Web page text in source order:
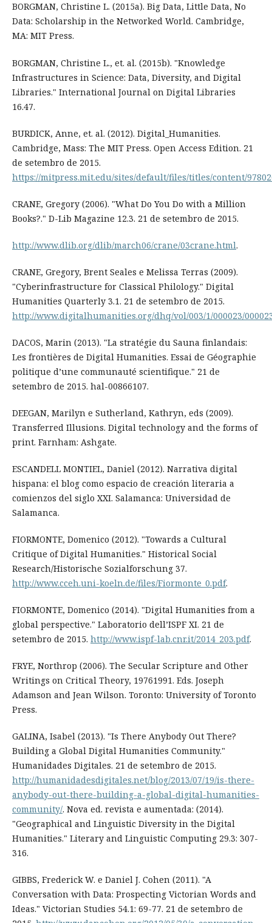
BORGMAN, Christine L. (2015a). Big Data, Little Data, No
Data: Scholarship in the Networked World. Cambridge,
MA: MIT Press.
BORGMAN, Christine L., et. al. (2015b). "Knowledge
Infrastructures in Science: Data, Diversity, and Digital
Libraries." International Journal on Digital Libraries
16.47.
BURDICK, Anne, et. al. (2012). Digital_Humanities.
Cambridge, Mass: The MIT Press. Open Access Edition. 21
de setembro de 2015.
https://mitpress.mit.edu/sites/default/files/titles/content/
CRANE, Gregory (2006). "What Do You Do with a Million
Books?." D-Lib Magazine 12.3. 21 de setembro de 2015.
http://www.dlib.org/dlib/march06/crane/03crane.html.
CRANE, Gregory, Brent Seales e Melissa Terras (2009).
"Cyberinfrastructure for Classical Philology." Digital
Humanities Quarterly 3.1. 21 de setembro de 2015.
http://www.digitalhumanities.org/dhq/vol/003/1/000023/
DACOS, Marin (2013). "La stratégie du Sauna finlandais:
Les frontières de Digital Humanities. Essai de Géographie
politique d’une communauté scientifique." 21 de
setembro de 2015. hal-00866107.
DEEGAN, Marilyn e Sutherland, Kathryn, eds (2009).
Transferred Illusions. Digital technology and the forms of
print. Farnham: Ashgate.
ESCANDELL MONTIEL, Daniel (2012). Narrativa digital
hispana: el blog como espacio de creación literaria a
comienzos del siglo XXI. Salamanca: Universidad de
Salamanca.
FIORMONTE, Domenico (2012). "Towards a Cultural
Critique of Digital Humanities." Historical Social
Research/Historische Sozialforschung 37.
http://www.cceh.uni-koeln.de/files/Fiormonte_0.pdf.
FIORMONTE, Domenico (2014). "Digital Humanities from a
global perspective." Laboratorio dell’ISPF XI. 21 de
setembro de 2015. http://www.ispf-lab.cnr.it/2014_203.pdf.
FRYE, Northrop (2006). The Secular Scripture and Other
Writings on Critical Theory, 1976­1991. Eds. Joseph
Adamson and Jean Wilson. Toronto: University of Toronto
Press.
GALINA, Isabel (2013). "Is There Anybody Out There?
Building a Global Digital Humanities Community."
Humanidades Digitales. 21 de setembro de 2015.
http://humanidadesdigitales.net/blog/2013/07/19/is-there-
anybody-out-there-building-a-global-digital-humanities-
community/. Nova ed. revista e aumentada: (2014).
"Geographical and Linguistic Diversity in the Digital
Humanities." Literary and Linguistic Computing 29.3: 307-
316.
GIBBS, Frederick W. e Daniel J. Cohen (2011). "A
Conversation with Data: Prospecting Victorian Words and
Ideas." Victorian Studies 54.1: 69-77. 21 de setembro de